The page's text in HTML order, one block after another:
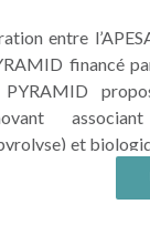
entre
financé
et
pour